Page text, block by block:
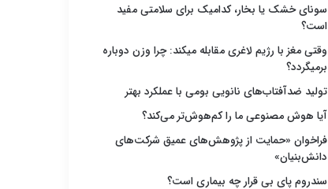
سونای خشک یا بخار، کدامیک برای سلامتی مفید
است؟
وقتی مغز با رژیم لاغری مقابله میکند: چرا وزن دوباره
برمیگردد؟
تولید ضدآفتاب‌های نانویی بومی با عملکرد بهتر
آیا هوش مصنوعی ما را کم‌هوش‌تر می‌کند؟
فراخوان «حمایت از پژوهش‌های عمیق شرکت‌های
دانش‌بنیان»
سندروم پای بی قرار چه بیماری است؟